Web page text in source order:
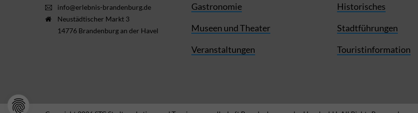
info@erlebnis-brandenburg.de
Neustädtischer Markt 3
14776 Brandenburg an der Havel
Gastronomie
Museen und Theater
Veranstaltungen
Historisches
Stadtführungen
Touristinformation